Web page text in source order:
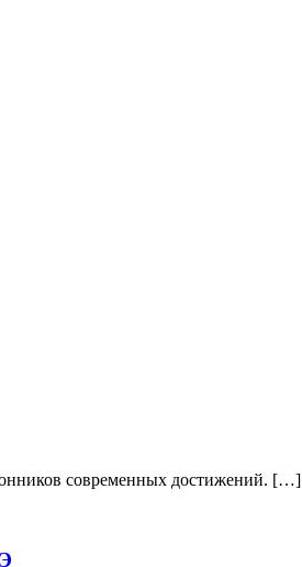
современных достижений. […]